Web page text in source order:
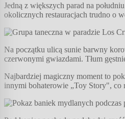
Jedną z większych parad na
okolicznych restauracjach trudno o
Na początku ulicą sunie barwny
czerwonymi gwiazdami. Tłum
Najbardziej magiczny moment to
innymi bohaterowie „Toy Story", co